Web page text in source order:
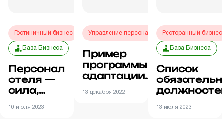
Гостиничный бизнес
База Бизнеса
Персонал
отеля —
сила,
престиж
10 июля 2023
Управление персоналом
Пример
программы
адаптации
сотрудников:
13 декабря 2022
Ресторанный бизнес
База Бизнеса
Список
кафе или
13 июля 2023